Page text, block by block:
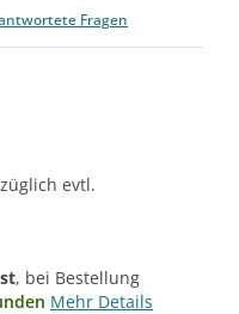
Fragen
evtl.
, bei Bestellung
Mehr Details